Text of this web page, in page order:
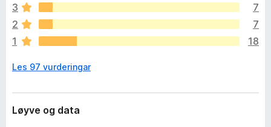
n
v
u
r
e
i
n
3
7
2
7
1
18
Les 97 vurderingar
Løyve og data